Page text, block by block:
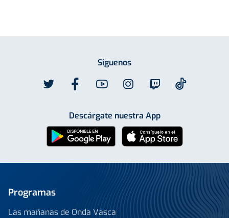
Síguenos
Descárgate nuestra App
Programas
Las mañanas de Onda Vasca